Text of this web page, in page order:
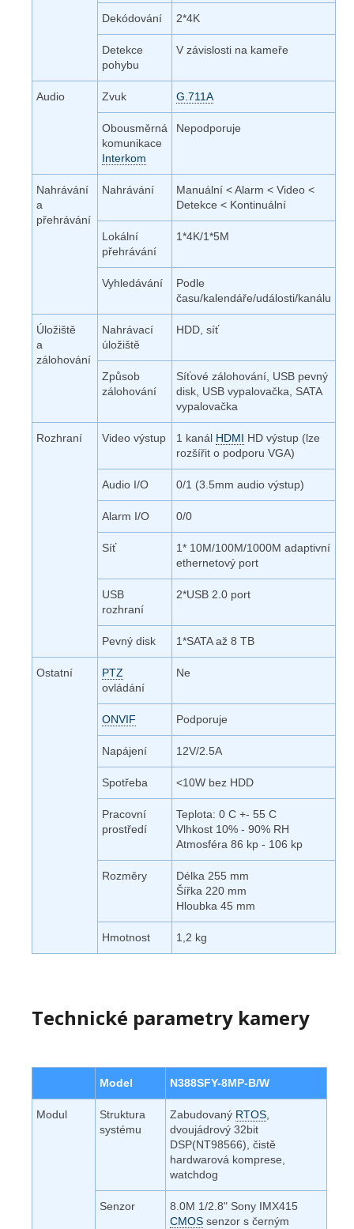
Dekódování 2*4K
Detekce
pohybu
V závislosti na kameře
Audio Zvuk G.711A
Obousměrná
komunikace
Interkom
Nepodporuje
Nahrávání
a
přehrávání
Nahrávání
Manuální < Alarm < Video <
Detekce < Kontinuální
Lokální
přehrávání
1*4K/1*5M
Vyhledávání
Podle
času/kalendáře/události/kanálu
Úložiště
a
zálohování
Nahrávací
úložiště
HDD, síť
Způsob
zálohování
Síťové zálohování, USB pevný
disk, USB vypalovačka, SATA
vypalovačka
Rozhraní Video výstup 1 kanál HDMI HD výstup (lze
rozšířit o podporu VGA)
Audio I/O 0/1 (3.5mm audio výstup)
Alarm I/O 0/0
Síť
1* 10M/100M/1000M adaptivní
ethernetový port
USB
rozhraní
2*USB 2.0 port
Pevný disk 1*SATA až 8 TB
Ostatní
PTZ
ovládání
Ne
ONVIF Podporuje
Napájení 12V/2.5A
Spotřeba <10W bez HDD
Pracovní
prostředí
Teplota: 0 C +- 55 C
Vlhkost 10% - 90% RH
Atmosféra 86 kp - 106 kp
Rozměry
Délka 255 mm
Šířka 220 mm
Hloubka 45 mm
Hmotnost 1,2 kg
Technické parametry kamery
Model N388SFY-8MP-B/W
Modul
Struktura
systému
Zabudovaný RTOS,
dvoujádrový 32bit
DSP(NT98566), čistě
hardwarová komprese,
watchdog
Senzor
8.0M 1/2.8" Sony IMX415
CMOS senzor s černým